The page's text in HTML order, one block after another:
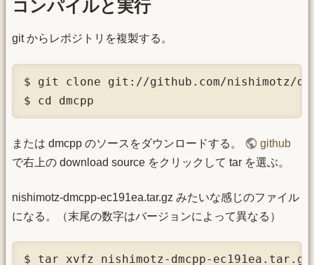
コンパイルと実行
git からレポジトリを複製する。
$ git clone git://github.com/nishimotz/
$ cd dmcpp
または dmcpp のソースをダウンロードする。
github
で右上の download source をクリックして tar を選ぶ。
nishimotz-dmcpp-ec191ea.tar.gz みたいな感じのファイル
になる。（末尾の数字はバージョンによって異なる）
$ tar xvfz nishimotz-dmcpp-ec191ea.tar.gz